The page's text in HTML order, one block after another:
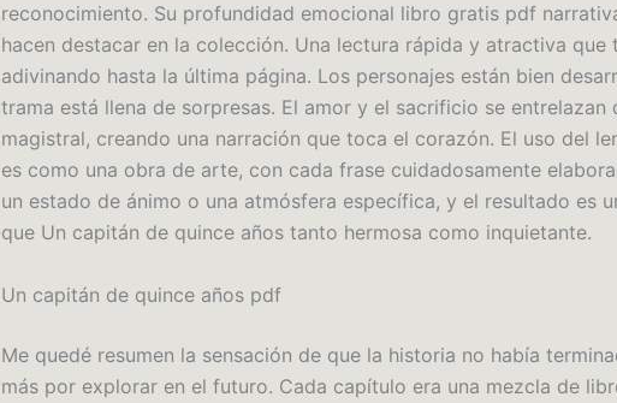
reconocimiento. Su profundidad emocional libro gratis pdf
hacen destacar en la colección. Una lectura rápida y atractiva que
adivinando hasta la última página. Los personajes están bien
trama está llena de sorpresas. El amor y el sacrificio se entrelazan
magistral, creando una narración que toca el corazón. El uso del
es como una obra de arte, con cada frase cuidadosamente
un estado de ánimo o una atmósfera específica, y el resultado es
que Un capitán de quince años tanto hermosa como inquietante.
Un capitán de quince años pdf
Me quedé resumen la sensación de que la historia no había
más por explorar en el futuro. Cada capítulo era una mezcla de